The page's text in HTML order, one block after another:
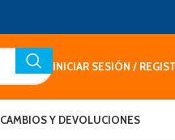
INICIAR SESIÓN /
CAMBIOS Y DEVOLUCIONES